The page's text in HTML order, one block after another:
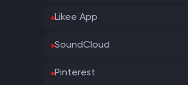
Likee App
SoundCloud
Pinterest